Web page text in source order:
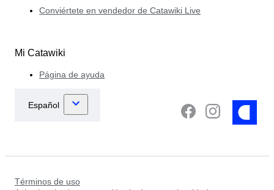
Conviértete en vendedor de Catawiki Live
Mi Catawiki
Página de ayuda
Términos de uso